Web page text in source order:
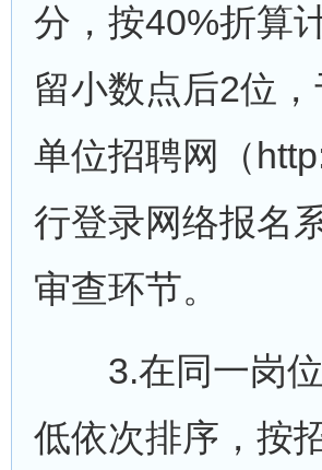
分，按40%折算
留小数点后2位
单位招聘网（
行登录网络报名
审查环节。
3.在同一岗位
低依次排序，按